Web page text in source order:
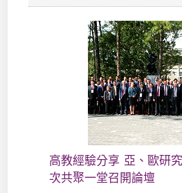
高教經驗分享 亞、歐研
次共聚一堂召開論壇